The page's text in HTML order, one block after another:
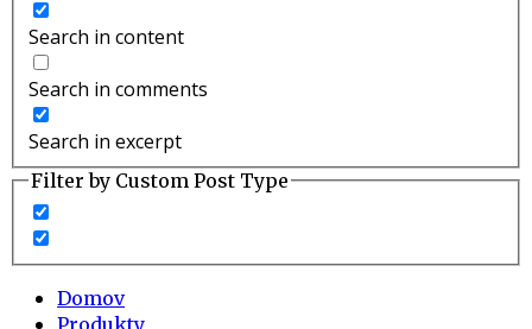
Search in content
Search in comments
Search in excerpt
Filter by Custom Post Type
Domov
Produkty